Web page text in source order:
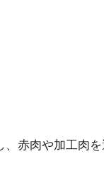
赤肉や加工肉を